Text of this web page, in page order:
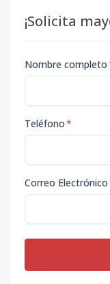
¡Solicita
Nombre completo
Teléfono*
Correo Electrónico